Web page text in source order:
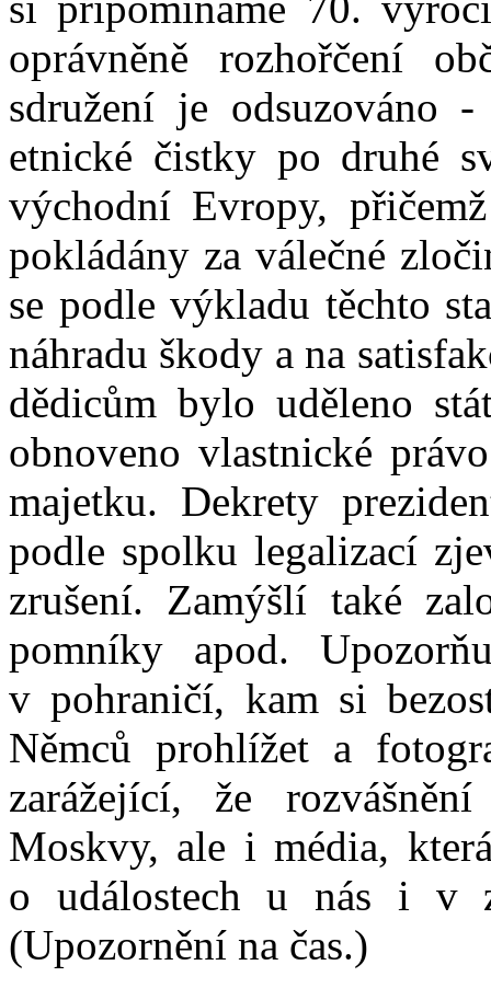
oprávněně rozhořčení
sdružení je odsuzováno
etnické čistky po druhé
východní Evropy,
pokládány za válečné
se podle výkladu těchto
náhradu škody a na
dědicům bylo uděleno
obnoveno vlastnické
majetku. Dekrety
podle spolku legalizací
zrušení. Zamýšlí také
pomníky apod.
v pohraničí, kam si
Němců prohlížet a
zarážející, že
Moskvy, ale i média,
o událostech u nás i v
(Upozornění na čas.)